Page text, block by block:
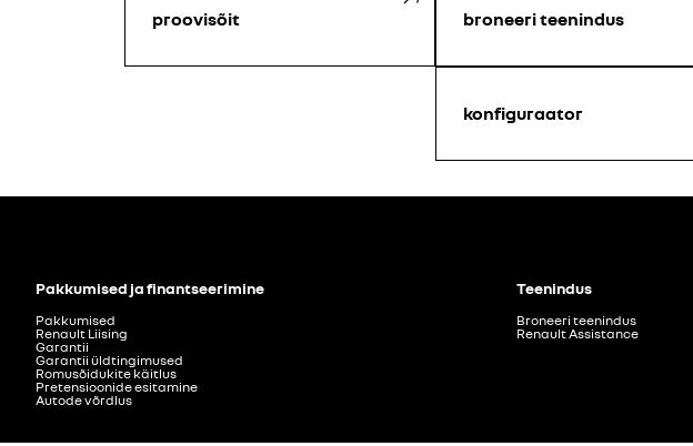
proovisõit broneeri teenindus
konfiguraator
Pakkumised ja finantseerimine
Pakkumised
Renault Liising
Garantii
Garantii üldtingimused
Romusõidukite käitlus
Pretensioonide esitamine
Autode võrdlus
Teenindus
Broneeri teenindus
Renault Assistance